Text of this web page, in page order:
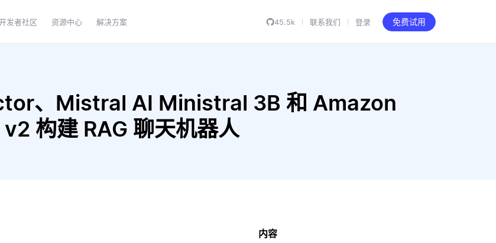
发者社区 资源中心 解决方案 45.5k 联系我们 登录 免费试用
、Mistral AI Ministral 3B 和 Amazon
构建 RAG 聊天机器人
内容